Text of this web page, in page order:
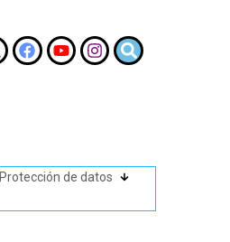
Protección de datos